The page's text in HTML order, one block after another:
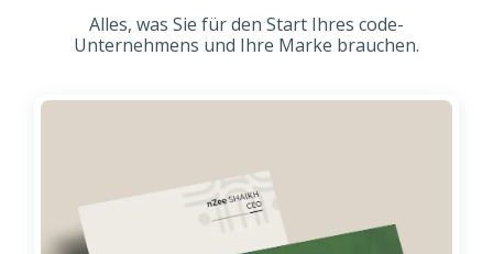
Alles, was Sie für den Start Ihres code-
Unternehmens und Ihre Marke brauchen.